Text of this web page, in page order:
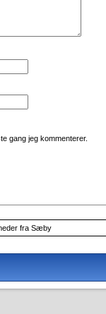
gang jeg kommenterer.
fra Sæby